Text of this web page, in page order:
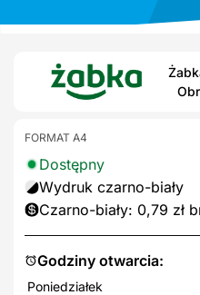
Godziny otwarcia:
Poniedziałek
FORMAT A4
Dostępny
Wydruk czarno-biały
Czarno-biały: 0,79 zł